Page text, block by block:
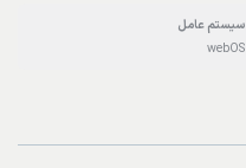
سیستم عامل
webOS